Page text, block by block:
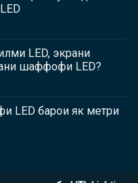
LED, экрани
шаффофи LED?
LED барои як метри